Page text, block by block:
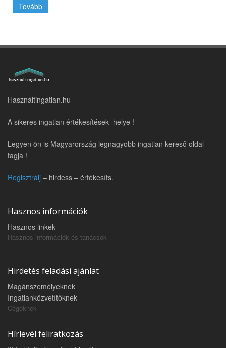
Tovább
Használtingatlan.hu
A sikeres ingatlan értékesítések helye !
Legyen ön is Magyarország legnagyobb ingatlan kereső oldal
tagja !
Regisztrálj – hirdess – értékesíts.
Hasznos információk
Hasznos linkek
Hasznos információk és tanácsok
Hirdetés feladási ajánlat
Magánszemélyeknek
Ingatlanközvetítőknek
Cégeknek
Hírlevél feliratkozás